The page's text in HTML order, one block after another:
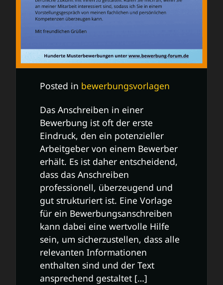
Posted in bewerbungsvorlagen
Das Anschreiben in einer
Bewerbung ist oft der erste
Eindruck, den ein potenzieller
Arbeitgeber von einem Bewerber
erhält. Es ist daher entscheidend,
dass das Anschreiben
professionell, überzeugend und
gut strukturiert ist. Eine Vorlage
für ein Bewerbungsanschreiben
kann dabei eine wertvolle Hilfe
sein, um sicherzustellen, dass alle
relevanten Informationen
enthalten sind und der Text
ansprechend gestaltet […]